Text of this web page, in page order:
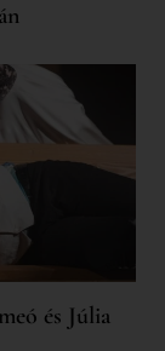
és Júlia